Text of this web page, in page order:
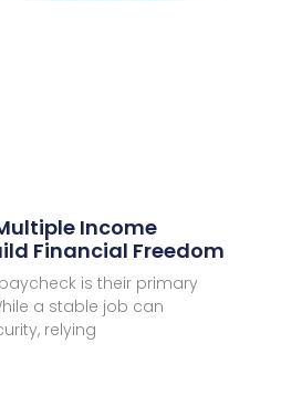
Income
Financial Freedom
is their primary
a stable job can
relying